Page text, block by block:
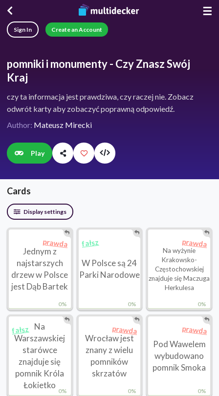
☰
Sign In Create an Account
pomniki i monumenty - Czy Znasz Swój
Kraj
czy ta informacja jest prawdziwa, czy raczej nie. Zobacz
odwrót karty aby zobaczyć poprawną odpowiedź.
Author: Mateusz Mirecki
Play
Cards
Display settings
0%
prawda
Jednym z
najstarszych
drzew w Polsce
jest Dąb Bartek
0%
fałsz
W Polsce są 24
Parki Narodowe
0%
prawda
Na wyżynie
Krakowsko-
Częstochowskiej
znajduje się Maczuga
Herkulesa
0%
fałsz Na
Warszawskiej
starówce
znajduje się
pomnik Króla
Łokietko
0%
prawda
Wrocław jest
znany z wielu
pomników
skrzatów
0%
prawda
Pod Wawelem
wybudowano
pomnik Smoka